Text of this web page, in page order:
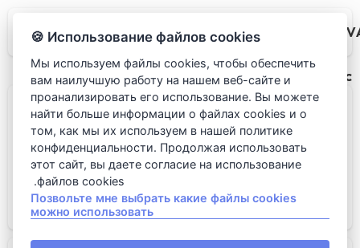
Морс
Морс
400 мл
Выбрать
Использование файлов cookies 🍪
Мы используем файлы cookies, чтобы обеспечить
вам наилучшую работу на нашем веб-сайте и
проанализировать его использование. Вы можете
найти больше информации о файлах cookies и о
том, как мы их используем в нашей политике
конфиденциальности. Продолжая использовать
этот сайт, вы даете согласие на использование
файлов cookies.
Позвольте мне выбрать какие файлы cookies
можно использовать